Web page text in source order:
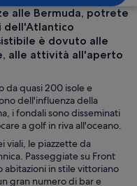
alle Bermuda, potrete
dell'Atlantico
è dovuto alle
alle attività all'aperto
da quasi 200 isole e
dell'influenza della
i fondali sono disseminati
a golf in riva all'oceano.
viali, le piazzette da
Passeggiate su Front
abitazioni in stile vittoriano
gran numero di bar e